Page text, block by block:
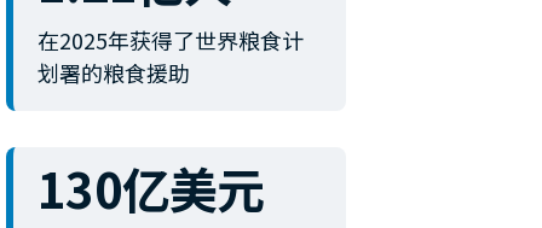
在2025年获得了世界粮食计
划署的粮食援助
130亿美元